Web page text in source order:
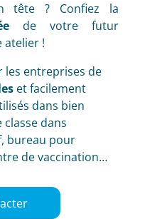
tête ? Confiez la
de votre futur
atelier !
les entreprises de
et facilement
dans bien
classe dans
bureau pour
de vaccination…